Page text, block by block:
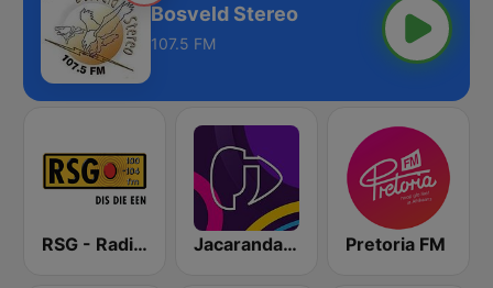
Bosveld Stereo
107.5 FM
RSG - Radio Sonder Grense Jacaranda FM Pretoria FM